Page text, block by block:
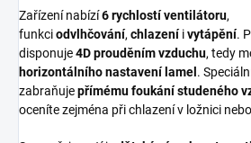
Zařízení nabízí6 rychlostí ventilátoru,
funkciodvlhčování, chlazení ivytápění.
disponuje4D prouděním vzduchu, tedy
horizontálního nastavení lamel .
zabraňujepřímému foukání studeného
oceníte zejména při chlazení v ložnici